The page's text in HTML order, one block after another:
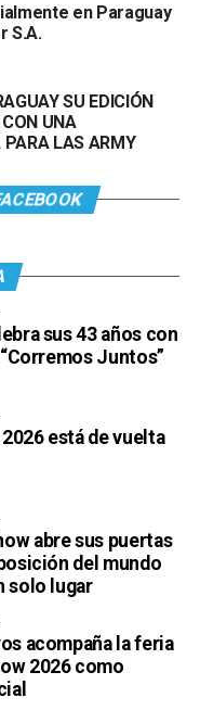
en Paraguay
S.A.
SU EDICIÓN
UNA
PARA LAS ARMY
sus 43 años con
Juntos”
2026 está de vuelta
abre sus puertas
del mundo
solo lugar
acompaña la feria
2026 como